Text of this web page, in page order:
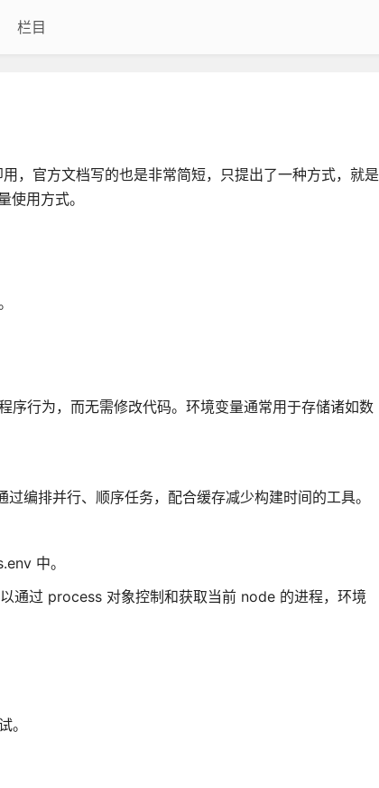
栏目
，官方文档写的也是非常简短，只提出了一种方式，就是
用方式。
序行为，而无需修改代码。环境变量通常用于存储诸如数
编排并行、顺序任务，配合缓存减少构建时间的工具。
中。
通过 process 对象控制和获取当前 node 的进程，环境
。